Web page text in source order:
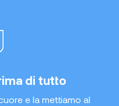
di tutto
e la mettiamo al